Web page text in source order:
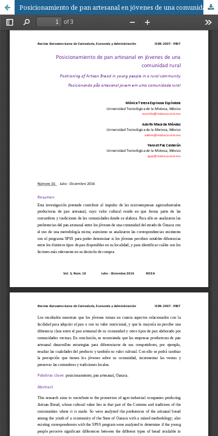
Posicionamiento de pan artesanal en jóvenes de una comunidad rural / Positioning of Artisan Bread in young people in a rural community